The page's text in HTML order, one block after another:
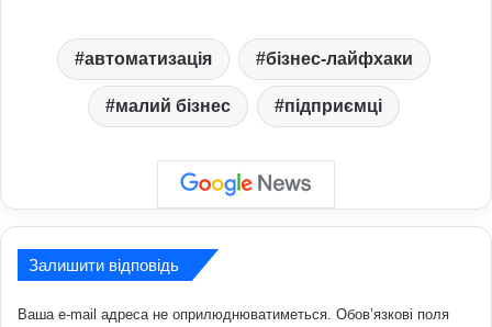
автоматизація бізнес-лайфхаки
малий бізнес підприємці
Залишити відповідь
Ваша e-mail адреса не оприлюднюватиметься. Обов’язкові поля